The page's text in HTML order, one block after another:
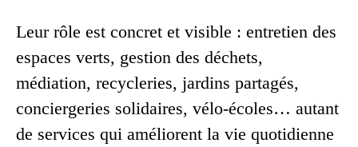
Leur rôle est concret et visible : entretien des
espaces verts, gestion des déchets,
médiation, recycleries, jardins partagés,
conciergeries solidaires, vélo-écoles… autant
de services qui améliorent la vie quotidienne